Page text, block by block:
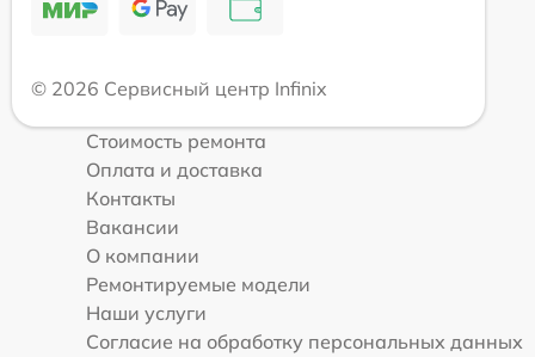
© 2026 Сервисный центр Infinix
Стоимость ремонта
Оплата и доставка
Контакты
Вакансии
О компании
Ремонтируемые модели
Наши услуги
Согласие на обработку персональных данных